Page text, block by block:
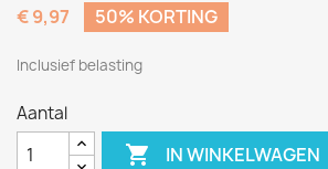
€ 9,97
50% KORTING
Inclusief belasting
Aantal
 IN WINKELWAGEN